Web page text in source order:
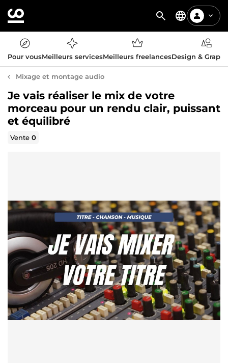
Pour vousMeilleurs servicesMeilleurs freelancesDesign &
Mixage et montage audio
Je vais réaliser le mix de votre
morceau pour un rendu clair, puissant
et équilibré
Vente0